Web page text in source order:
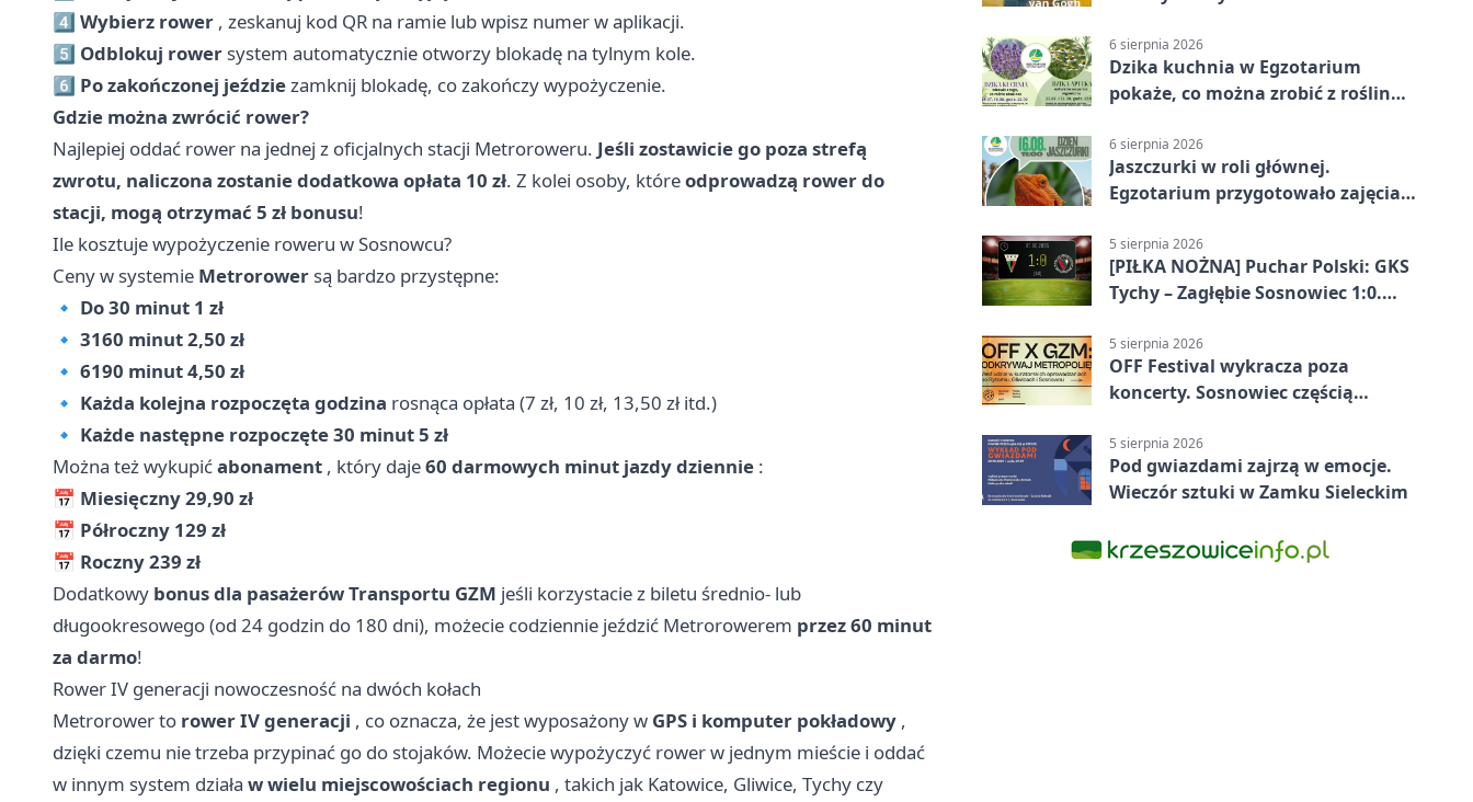
4️⃣ Wybierz rower , zeskanuj kod QR na ramie lub wpisz numer w aplikacji.
5️⃣ Odblokuj rower system automatycznie otworzy blokadę na tylnym kole.
6️⃣ Po zakończonej jeździezamknij blokadę, co zakończy wypożyczenie.
Gdzie można zwrócić rower?
Najlepiej oddać rower na jednej z oficjalnych stacji Metroroweru. Jeśli zostawicie go poza strefą
zwrotu, naliczona zostanie dodatkowa opłata 10 zł. Z kolei osoby, któreodprowadzą rower do
stacji, mogą otrzymać 5 zł bonusu!
Ile kosztuje wypożyczenie roweru w Sosnowcu?
Ceny w systemie Metrorower są bardzo przystępne:
🔹 Do 30 minut 1 zł
🔹 3160 minut2,50 zł
🔹 6190 minut4,50 zł
🔹 Każda kolejna rozpoczęta godzina rosnąca opłata (7 zł, 10 zł, 13,50 zł itd.)
🔹 Każde następne rozpoczęte 30 minut5 zł
Można też wykupićabonament , który daje60 darmowych minut jazdy dziennie :
📅 Miesięczny29,90 zł
📅 Półroczny 129 zł
📅 Roczny239 zł
Dodatkowy bonus dla pasażerów Transportu GZM jeśli korzystacie z biletu średnio- lub
długookresowego (od 24 godzin do 180 dni), możecie codziennie jeździć Metrorowerem przez 60 minut
za darmo!
Rower IV generacji nowoczesność na dwóch kołach
Metrorower to rower IV generacji , co oznacza, że jest wyposażony w GPS i komputer pokładowy ,
dzięki czemu nie trzeba przypinać go do stojaków. Możecie wypożyczyć rower w jednym mieście i oddać
w innym system działa w wielu miejscowościach regionu , takich jak Katowice, Gliwice, Tychy czy
6 sierpnia 2026
Dzika kuchnia w Egzotarium
pokaże, co można zrobić z roślin
6 sierpnia 2026
Jaszczurki w roli głównej.
Egzotarium przygotowało zajęcia
5 sierpnia 2026
[PIŁKA NOŻNA] Puchar Polski: GKS
Tychy – Zagłębie Sosnowiec 1:0.
przed przerwą
5 sierpnia 2026
OFF Festival wykracza poza
koncerty. Sosnowiec częścią
5 sierpnia 2026
Pod gwiazdami zajrzą w emocje.
Wieczór sztuki w Zamku Sieleckim